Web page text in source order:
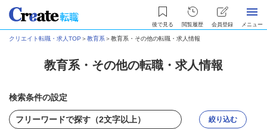
後で見る 閲覧履歴 会員登録 メニュー
クリエイト転職・求人TOP ＞教育系＞教育系・その他の転職・求人情報
教育系・その他の転職・求人情報
検索条件の設定
絞り込む